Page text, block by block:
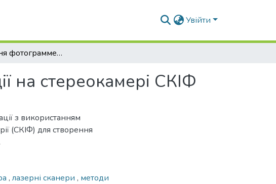
Увійти
Отримання фотограмметричної інформації на стереокамері СКІФ
на стереокамері СКІФ
з використанням
(СКІФ) для створення
, лазерні сканери , методи